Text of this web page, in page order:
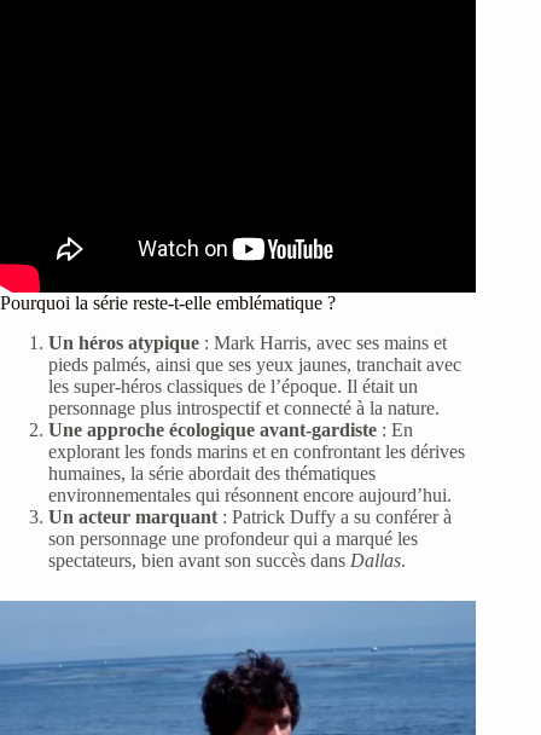
Pourquoi la série reste-t-elle emblématique ?
Un héros atypique : Mark Harris, avec ses mains et
pieds palmés, ainsi que ses yeux jaunes, tranchait avec
les super-héros classiques de l’époque. Il était un
personnage plus introspectif et connecté à la nature.
Une approche écologique avant-gardiste : En
explorant les fonds marins et en confrontant les dérives
humaines, la série abordait des thématiques
environnementales qui résonnent encore aujourd’hui.
Un acteur marquant : Patrick Duffy a su conférer à
son personnage une profondeur qui a marqué les
spectateurs, bien avant son succès dans Dallas.